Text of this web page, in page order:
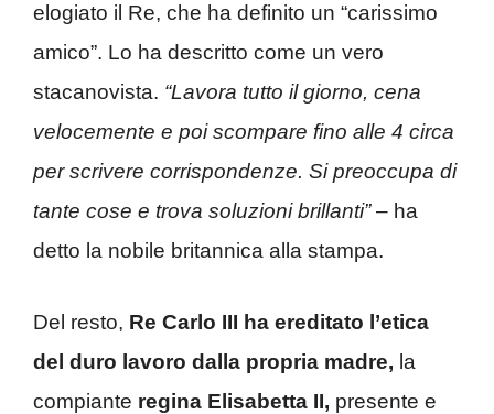
elogiato il Re, che ha definito un “carissimo
amico”. Lo ha descritto come un vero
stacanovista. “Lavora tutto il giorno, cena
velocemente e poi scompare fino alle 4 circa
per scrivere corrispondenze. Si preoccupa di
tante cose e trova soluzioni brillanti”– ha
detto la nobile britannica alla stampa.
Del resto, Re Carlo III ha ereditato l’etica
del duro lavoro dalla propria madre, la
compiante regina Elisabetta II, presente e